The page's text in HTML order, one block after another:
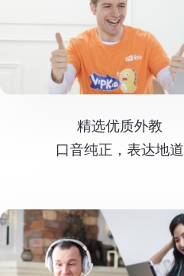
精选优质外教
口音纯正，表达地道